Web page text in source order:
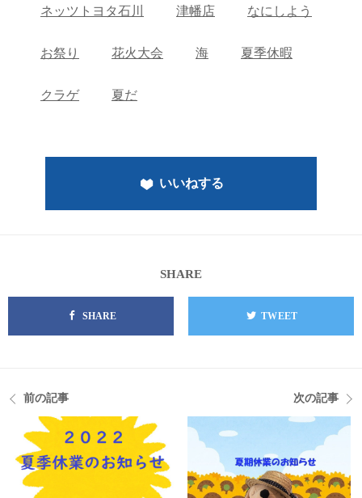
ネッツトヨタ石川 津幡店 なにしよう
お祭り 花火大会 海 夏季休暇
クラゲ 夏だ
いいねする
SHARE
SHARE TWEET
前の記事 次の記事